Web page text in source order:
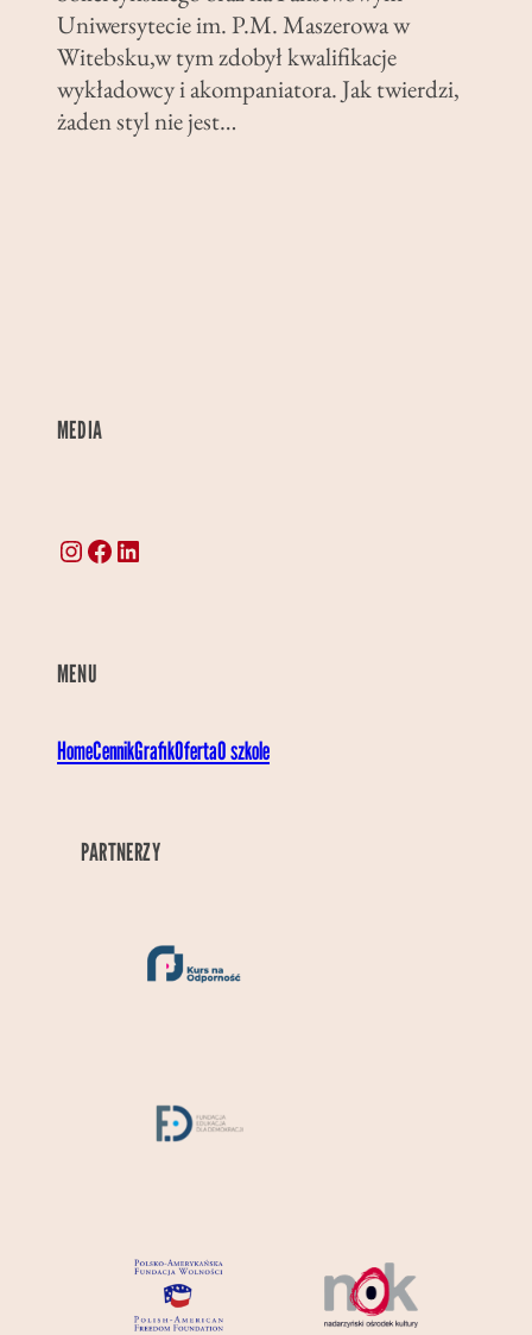
Uniwersytecie im. P.M. Maszerowa w
Witebsku,w tym zdobył kwalifikacje
wykładowcy i akompaniatora. Jak twierdzi,
żaden styl nie jest…
MEDIA
Instagram Facebook LinkedIn
MENU
HomeCennikGrafikOfertaO szkole
PARTNERZY